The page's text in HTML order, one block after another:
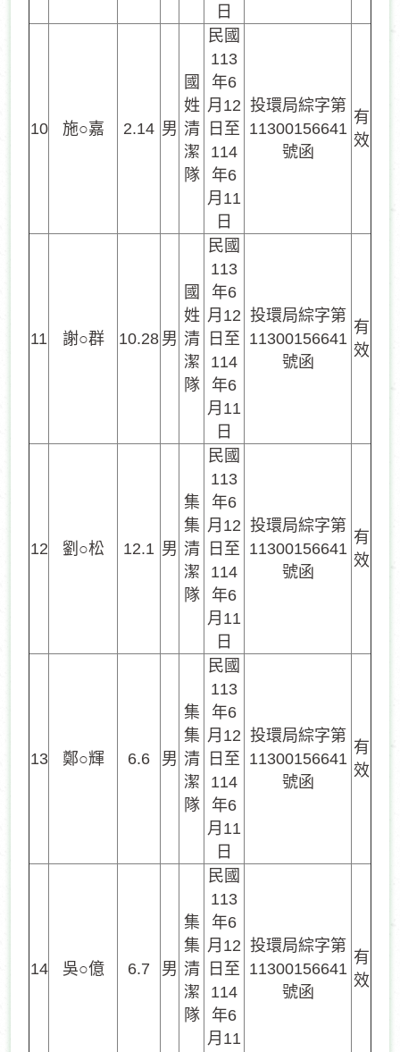
日
10 施○嘉 2.14 男
國
姓
清
潔
隊
民國
113
年6
月12
日至
114
年6
月11
日
投環局綜字第
11300156641
號函
有
效
11 謝○群 10.28 男
國
姓
清
潔
隊
民國
113
年6
月12
日至
114
年6
月11
日
投環局綜字第
11300156641
號函
有
效
12 劉○松 12.1 男
集
集
清
潔
隊
民國
113
年6
月12
日至
114
年6
月11
日
投環局綜字第
11300156641
號函
有
效
13 鄭○輝 6.6 男
集
集
清
潔
隊
民國
113
年6
月12
日至
114
年6
月11
日
投環局綜字第
11300156641
號函
有
效
14 吳○億 6.7 男
集
集
清
潔
隊
民國
113
年6
月12
日至
114
年6
月11
投環局綜字第
11300156641
號函
有
效